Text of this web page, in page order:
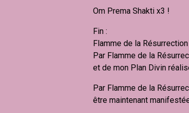
Om Prema Shakti x3 !
Fin :
Flamme de la
Par Flamme de la
et de mon Plan Divin
Par Flamme de la
être maintenant